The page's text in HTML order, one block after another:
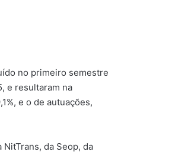
no primeiro semestre
e resultaram na
e o de autuações,
da Seop, da